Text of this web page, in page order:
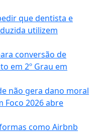
que dentista e
utilizem
conversão de
em 2º Grau em
não gera dano moral
Foco 2026 abre
como Airbnb